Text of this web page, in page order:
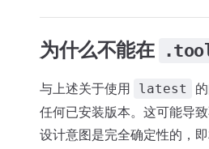
为什么不能在
与上述关于使用 latest
任何已安装版本。这可能导
设计意图是完全确定性的，